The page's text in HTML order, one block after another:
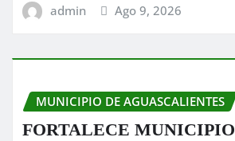
admin Ago 9, 2026
MUNICIPIO DE AGUASCALIENTES
FORTALECE MUNICIPIO